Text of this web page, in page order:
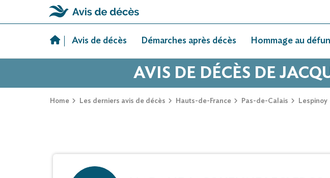
Avis de décès Démarches après décès Hommage au
AVIS DE DÉCÈS DE
Home Les derniers avis de décès Hauts-de-France Pas-de-Calais Lespinoy